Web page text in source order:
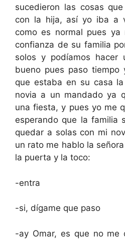
sucedieron las cosas
con la hija, así yo iba a
como es normal pues
confianza de su familia
solos y podíamos hacer
bueno pues paso tiempo
que estaba en su casa
novia a un mandado ya
una fiesta, y pues yo me
esperando que la familia
quedar a solas con mi
un rato me hablo la
la puerta y la toco:
-entra
-si, dígame que paso
-ay Omar, es que no me